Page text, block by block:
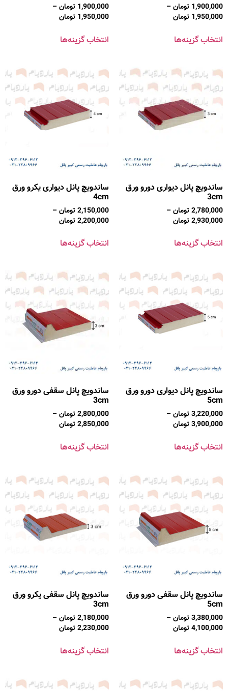
1,900,000 تومان–
1,950,000 تومان
انتخاب گزینه‌ها
1,900,000 تومان–
1,950,000 تومان
انتخاب گزینه‌ها
ساندویچ پانل دیواری دورو ورق
3cm
2,780,000تومان–
2,930,000تومان
انتخاب گزینه‌ها
ساندویچ پانل دیواری یکرو ورق
4cm
2,150,000تومان–
2,200,000تومان
انتخاب گزینه‌ها
ساندویچ پانل دیواری دورو ورق
5cm
3,220,000تومان–
3,900,000تومان
انتخاب گزینه‌ها
ساندویچ پانل سقفی دورو ورق
3cm
2,800,000تومان–
2,850,000تومان
انتخاب گزینه‌ها
ساندویچ پانل سقفی دورو ورق
5cm
3,380,000تومان–
4,100,000تومان
انتخاب گزینه‌ها
ساندویچ پانل سقفی یکرو ورق
3cm
2,180,000تومان–
2,230,000تومان
انتخاب گزینه‌ها